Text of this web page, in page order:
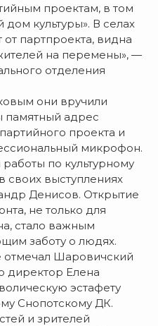
проектам, в том
культуры». В селах
от партпроекта, видна
на перемены», —
отделения
они вручили
памятный адрес
проекта и
микрофон.
по культурному
своих выступлениях
Денисов. Открытие
не только для
стало важным
заботу о людях.
Шаровичский
директор Елена
эстафету
Снопотскому ДК.
и зрителей